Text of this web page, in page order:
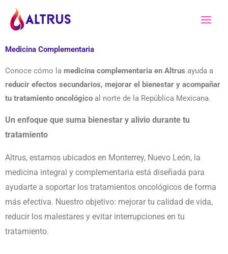
contenido
Medicina Complementaria
Conoce cómo la medicina complementaria en Altrus ayuda a
reducir efectos secundarios, mejorar el bienestar y acompañar
tu tratamiento oncológico al norte de la República Mexicana.
Un enfoque que suma bienestar y alivio durante tu
tratamiento
Altrus, estamos ubicados en Monterrey, Nuevo León, la
medicina integral y complementaria está diseñada para
ayudarte a soportar los tratamientos oncológicos de forma
más efectiva. Nuestro objetivo: mejorar tu calidad de vida,
reducir los malestares y evitar interrupciones en tu
tratamiento.